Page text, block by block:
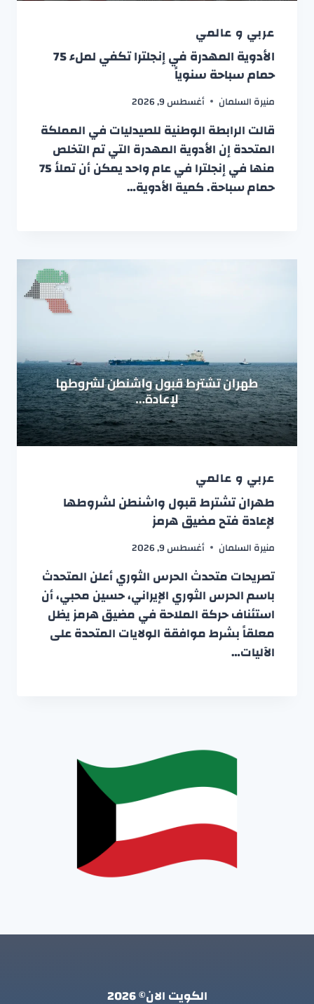
عربي و عالمي
الأدوية المهدرة في إنجلترا تكفي لملء 75
حمام سباحة سنوياً
منيرة السلمان أغسطس 9, 2026
قالت الرابطة الوطنية للصيدليات في المملكة
المتحدة إن الأدوية المهدرة التي تم التخلص
منها في إنجلترا في عام واحد يمكن أن تملأ 75
حمام سباحة. كمية الأدوية…
عربي و عالمي
طهران تشترط قبول واشنطن لشروطها
لإعادة فتح مضيق هرمز
منيرة السلمان أغسطس 9, 2026
تصريحات متحدث الحرس الثوري أعلن المتحدث
باسم الحرس الثوري الإيراني، حسين محبي، أن
استئناف حركة الملاحة في مضيق هرمز يظل
معلقاً بشرط موافقة الولايات المتحدة على
الآليات…
الكويت الان© 2026